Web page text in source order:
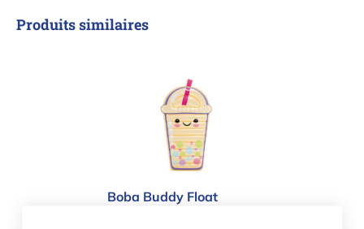
Produits similaires
Boba Buddy Float